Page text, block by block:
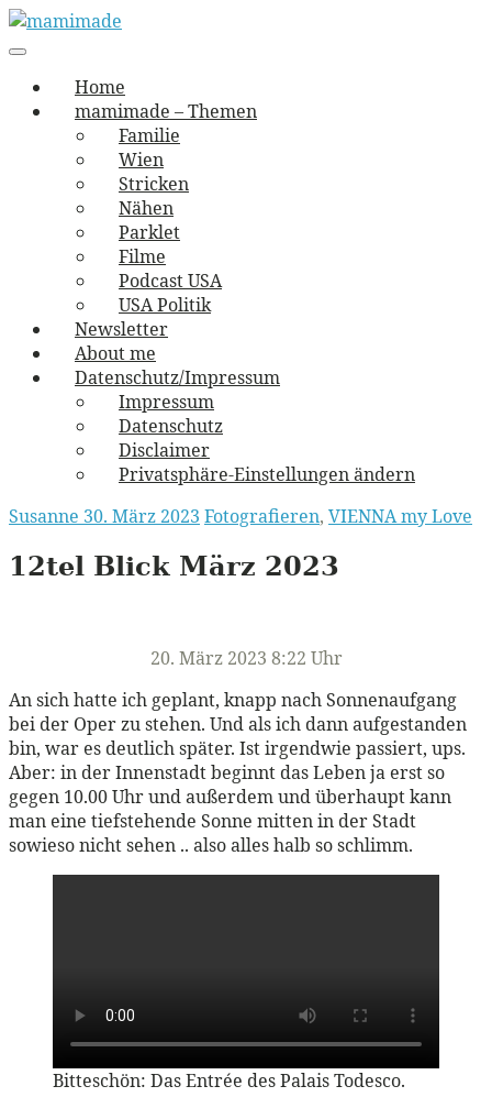
Skip
to
mamimade
vernäht und zugetextet
navigation
Menu
Home
mamimade – Themen
Familie
Wien
Stricken
Nähen
Parklet
Filme
Podcast USA
USA Politik
Newsletter
About me
Datenschutz/Impressum
Impressum
Datenschutz
Disclaimer
Privatsphäre-Einstellungen ändern
Susanne 30. März 2023 Fotografieren, VIENNA my Love
12tel Blick März 2023
20. März 2023 8:22 Uhr
An sich hatte ich geplant, knapp nach Sonnenaufgang
bei der Oper zu stehen. Und als ich dann aufgestanden
bin, war es deutlich später. Ist irgendwie passiert, ups.
Aber: in der Innenstadt beginnt das Leben ja erst so
gegen 10.00 Uhr und außerdem und überhaupt kann
man eine tiefstehende Sonne mitten in der Stadt
sowieso nicht sehen .. also alles halb so schlimm.
Bitteschön: Das Entrée des Palais Todesco.